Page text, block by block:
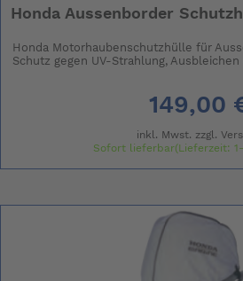
Honda Aussenborder
Honda Motorhaubenschutzhülle für
Schutz gegen UV-Strahlung, Ausbleichen
149,00
inkl. Mwst. zzgl.
Sofort lieferbar(Lieferzeit: